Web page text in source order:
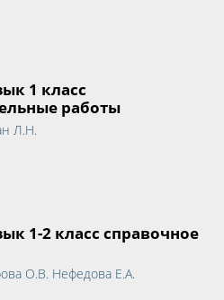
1 класс
работы
Л.Н.
1-2 класс справочное
О.В. Нефедова Е.А.